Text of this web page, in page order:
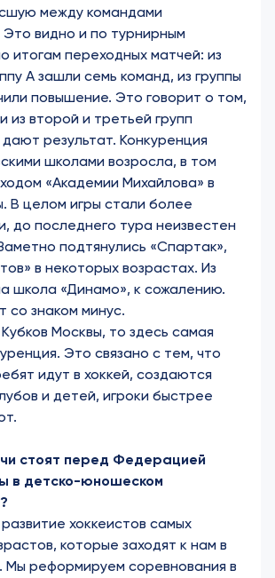
между командами
видно и по турнирным
итогам переходных матчей: из
А зашли семь команд, из группы
повышение. Это говорит о том,
из второй и третьей групп
результат. Конкуренция
школами возросла, в том
«Академии Михайлова» в
В целом игры стали более
до последнего тура неизвестен
подтянулись «Спартак»,
в некоторых возрастах. Из
школа «Динамо», к сожалению.
со знаком минус.
Москвы, то здесь самая
Это связано с тем, что
идут в хоккей, создаются
и детей, игроки быстрее
стоят перед Федерацией
в детско-юношеском
хоккеистов самых
которые заходят к нам в
Мы реформируем соревнования в